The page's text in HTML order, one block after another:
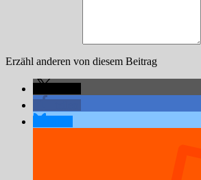
Erzähl anderen von diesem Beitrag